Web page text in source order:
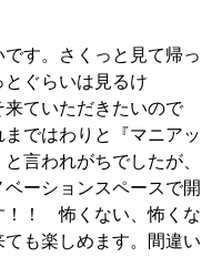
す。さくっと見て帰っ
ぐらいは見るけ
ていただきたいので
ではわりと『マニアッ
言われがちでしたが、
ーションスペースで開
！！ 怖くない、怖くな
も楽しめます。間違い